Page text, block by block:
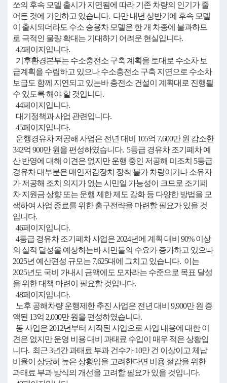
쏘의 후속 모델 출시가 지연됨에 따라 기존 차량의 인기가 줄
어든 것에 기인하고 있습니다. 다만 내년 상반기에 후속 모델
이 출시되더라도 수소 승용차 모델은 한 개 차종에 불과하므
로 극적인 물량 확대는 기대하기 어려운 현실입니다.
42페이지입니다.
기후환경본부는 수소충전소 구축 계획을 토대로 수소차 보
급계획을 수립하고 있으나 수소충전소 구축 지연으로 수소차
보급도 함께 지연되고 있는바 충전소 건설이 계획대로 진행될
수 있도록 해야 할 것입니다.
44페이지입니다.
대기정책과 사업 관련입니다.
45페이지입니다.
운행경유차 저공해 사업은 전년 대비 105억 7,600만 원 감소한
342억 900만 원을 편성하였습니다. 5등급 경유차 조기폐차 예
산 반영에 대해 이견은 없지만 운행 중인 저공해 미조치 5등급
경유차 대부분은 매연저감장치 장착 불가 차량이거나 소유자
가 저공해 조치 의지가 없는 시민일 가능성이 크므로 조기폐
차 지원금 상향 또는 운행 제한 제도 강화 등 다양한 방법을 모
색하여 사업 종료를 위한 출구전략을 마련할 필요가 있을 것
입니다.
46페이지입니다.
4등급 경유차 조기폐차 사업은 2024년에 계획 대비 90% 이상
의 실적 달성을 예상하는바 시민들의 수요가 증가하고 있으나
2025년 예산편성 규모는 7,625대에 그치고 있습니다. 이는
2025년도 국비 가내시 금액에도 모자라는 수준으로 목표 달성
을 위한 대책 마련이 필요할 것입니다.
48페이지입니다.
노후 공해차량 운행제한 추진 사업은 전년 대비 9,900만 원 증
액된 13억 2,000만 원을 편성하였습니다.
동 사업은 2012년부터 시작된 사업으로 사업 내용에 대한 이
견은 없지만 운영 비용 대비 과태료 수입이 매우 적은 상황입
니다. 최근 3년간 과태료 부과 건수가 10만 건 이상이고 체납
비율이 상당히 높은 상황임을 고려한다면 비용 절감을 위한
과태료 부과 방식의 개선을 고려할 필요가 있을 것입니다.